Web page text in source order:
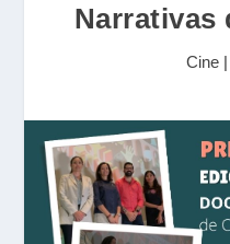
Narrativas
Cine |